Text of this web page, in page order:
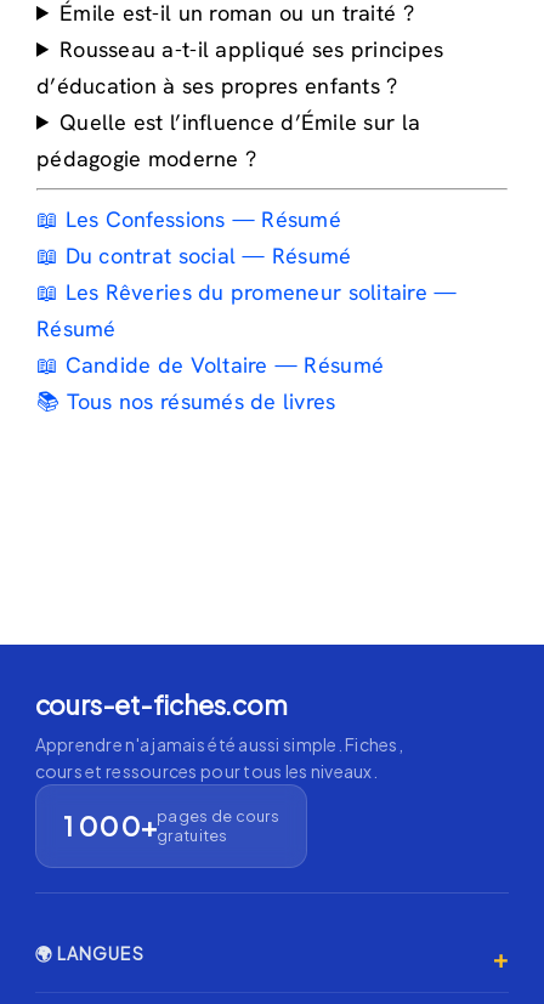
Émile est-il un roman ou un traité ?
Rousseau a-t-il appliqué ses principes
d’éducation à ses propres enfants ?
Quelle est l’influence d’Émile sur la
pédagogie moderne ?
📖 Les Confessions — Résumé
📖 Du contrat social — Résumé
📖 Les Rêveries du promeneur solitaire —
Résumé
📖 Candide de Voltaire — Résumé
📚 Tous nos résumés de livres
cours-et-fiches.com
Apprendre n'a jamais été aussi simple. Fiches,
cours et ressources pour tous les niveaux.
1 000+pages de cours
gratuites
🌍 LANGUES +